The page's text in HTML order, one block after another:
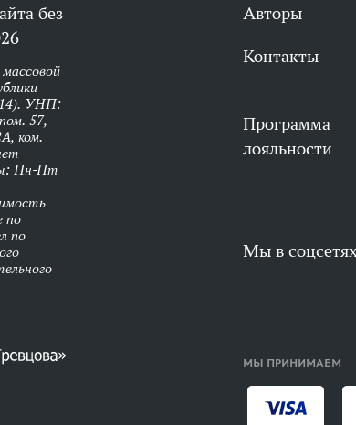
без
УНП:
57,
ком.
Пн-Пт
по
по
Авторы
Контакты
Программа
лояльности
Мы в
МЫ ПРИНИМАЕМ